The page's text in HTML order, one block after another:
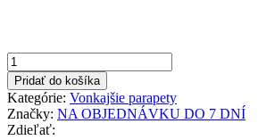
Pridať do košíka
Kategórie: Vonkajšie parapety
Značky: NA OBJEDNÁVKU DO 7 DNÍ
Zdieľať: